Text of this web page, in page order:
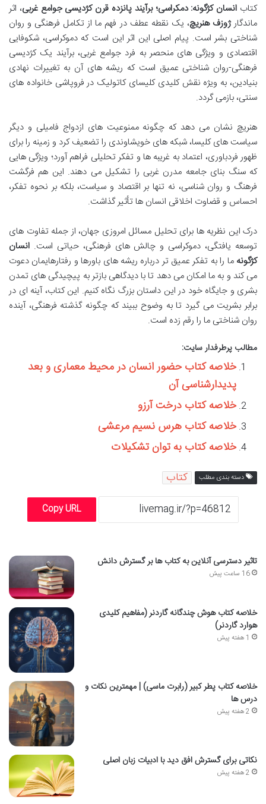
کتاب انسان کژگونه: دمکراسی؛ برآیند پانزده قرن کژدیسی جوامع غربی، اثر
ماندگارژوزف هنریچ، یک نقطه عطف در فهم ما از تکامل فرهنگی و روان
شناختی بشر است. پیام اصلی این اثر این است که دموکراسی، شکوفایی
اقتصادی و ویژگی های منحصر به فرد جوامع غربی، برآیند یک کژدیسی
فرهنگی-روان شناختی عمیق است که ریشه های آن به تغییرات نهادی
بنیادین، به ویژه نقش کلیدی کلیسای کاتولیک در فروپاشی خانواده های
سنتی، بازمی گردد.
هنریچ نشان می دهد که چگونه ممنوعیت های ازدواج فامیلی و دیگر
سیاست های کلیسا، شبکه های خویشاوندی را تضعیف کرد و زمینه را برای
ظهور فردباوری، اعتماد به غریبه ها و تفکر تحلیلی فراهم آورد؛ ویژگی هایی
که سنگ بنای جامعه مدرن غربی را تشکیل می دهند. این هم فرگشت
فرهنگ و روان شناسی، نه تنها بر اقتصاد و سیاست، بلکه بر نحوه تفکر،
احساس و قضاوت اخلاقی انسان ها تأثیر گذاشت.
درک این نظریه ها برای تحلیل مسائل امروزی جهان، از جمله تفاوت های
توسعه یافتگی، دموکراسی و چالش های فرهنگی، حیاتی است. انسان
کژگونه ما را به تفکر عمیق تر درباره ریشه های باورها و رفتارهایمان دعوت
می کند و به ما امکان می دهد تا با دیدگاهی بازتر به پیچیدگی های تمدن
بشری و جایگاه خود در این داستان بزرگ نگاه کنیم. این کتاب، آینه ای در
برابر بشریت می گیرد تا به وضوح ببیند که چگونه گذشته فرهنگی، آینده
روان شناختی ما را رقم زده است.
مطالب پرطرفدار سایت:
خلاصه کتاب حضور انسان در محیط معماری و بعد
پدیدارشناسی آن
خلاصه کتاب درخت آرزو
خلاصه کتاب هرس نسیم مرعشی
خلاصه کتاب به توان تشکیلات
دسته بندی مطلب کتاب
Copy URL
تاثیر دسترسی آنلاین به کتاب ها بر گسترش دانش
16 ساعت پیش
خلاصه کتاب هوش چندگانه گاردنر (مفاهیم کلیدی
هوارد گاردنر)
1 هفته پیش
خلاصه کتاب پطر کبیر (رابرت ماسی) | مهمترین نکات و
درس ها
2 هفته پیش
نکاتی برای گسترش افق دید با ادبیات زبان اصلی
2 هفته پیش